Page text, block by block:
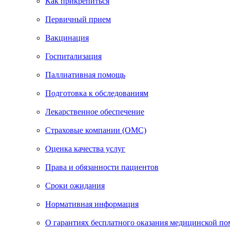
Первичный прием
Вакцинация
Госпитализация
Паллиативная помощь
Подготовка к обследованиям
Лекарственное обеспечение
Страховые компании (ОМС)
Оценка качества услуг
Права и обязанности пациентов
Сроки ожидания
Нормативная информация
О гарантиях бесплатного оказания медицинской